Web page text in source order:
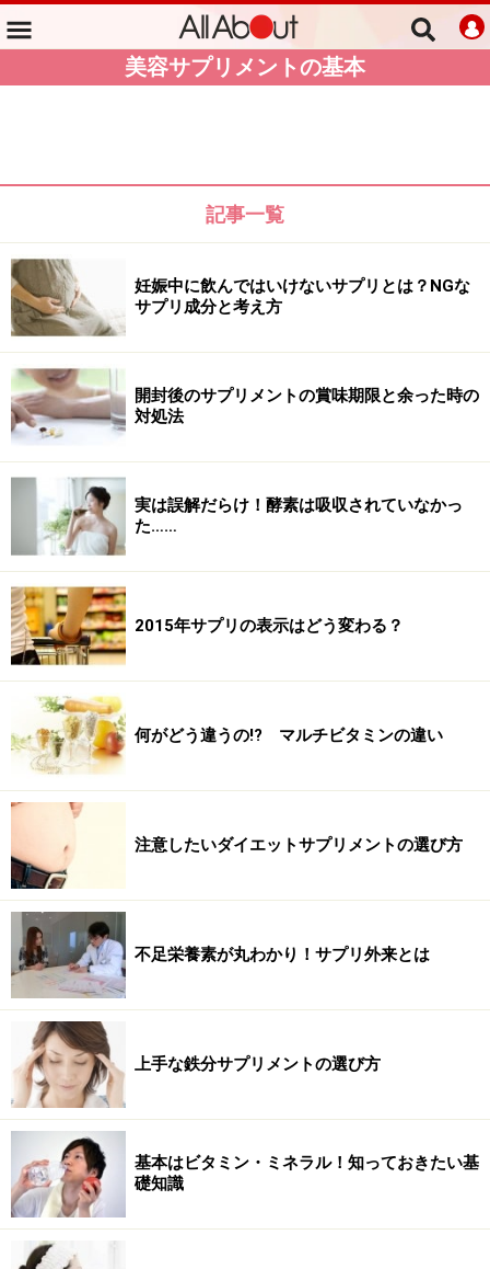
美容サプリメントの基本
記事一覧
妊娠中に飲んではいけないサプリとは？NGな
サプリ成分と考え方
開封後のサプリメントの賞味期限と余った時の
対処法
実は誤解だらけ！酵素は吸収されていなかっ
た……
2015年サプリの表示はどう変わる？
何がどう違うの!? マルチビタミンの違い
注意したいダイエットサプリメントの選び方
不足栄養素が丸わかり！サプリ外来とは
上手な鉄分サプリメントの選び方
基本はビタミン・ミネラル！知っておきたい基
礎知識